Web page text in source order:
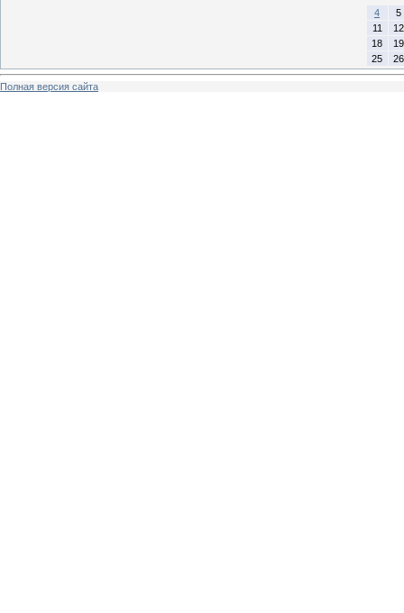
4
5
11
12
18
19
25
26
Полная версия сайта